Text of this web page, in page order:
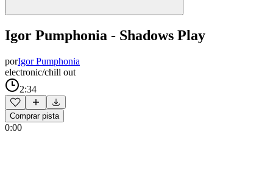
Igor Pumphonia - Shadows Play
porIgor Pumphonia
electronic/chill out
2:34
Comprar pista
0:00